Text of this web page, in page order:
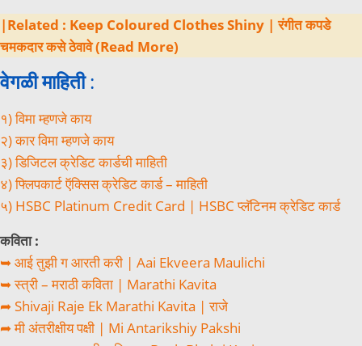
|Related : Keep Coloured Clothes Shiny | रंगीत कपडे
चमकदार कसे ठेवावे (Read More)
वेगळी माहिती:
१) विमा म्हणजे काय
२) कार विमा म्हणजे काय
३) डिजिटल क्रेडिट कार्डची माहिती
४) फ्लिपकार्ट ऍक्सिस क्रेडिट कार्ड – माहिती
५) HSBC Platinum Credit Card | HSBC प्लॅटिनम क्रेडिट कार्ड
कविता :
➥ आई तुझी ग आरती करी | Aai Ekveera Maulichi
➥ स्त्री – मराठी कविता | Marathi Kavita
➦ Shivaji Raje Ek Marathi Kavita | राजे
➦ मी अंतरीक्षीय पक्षी | Mi Antarikshiy Pakshi